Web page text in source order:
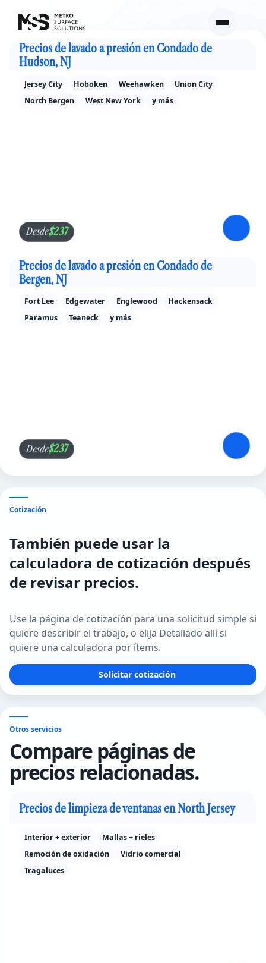
Precios de lavado a presión en Condado de
Hudson, NJ
Jersey City Hoboken Weehawken
Union City
North Bergen
West New York y más
Desde$237
Precios de lavado a presión en Condado de
Bergen, NJ
Fort Lee Edgewater Englewood
Hackensack
Paramus
Teaneck y más
Desde$237
Cotización
También puede usar la
calculadora de cotización después
de revisar precios.
Use la página de cotización para una solicitud simple si
quiere describir el trabajo, o elija Detallado allí si
quiere una calculadora por ítems.
Solicitar cotización
Otros servicios
Compare páginas de
precios relacionadas.
Precios de limpieza de ventanas en North Jersey
Interior + exterior
Mallas + rieles
Remoción de oxidación
Vidrio comercial
Tragaluces